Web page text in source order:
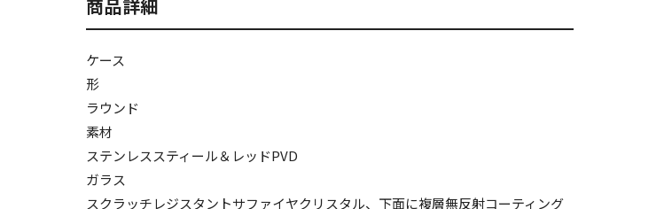
商品詳細
ケース
形
ラウンド
素材
ステンレススティール＆レッドPVD
ガラス
スクラッチレジスタントサファイヤクリスタル、下面に複層無反射コーティング